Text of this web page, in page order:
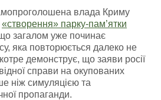
влада Криму
«створення» парку-пам’ятки
загалом уже починає
яка повторюється далеко не
демонструє, що заяви росії
справи на окупованих
ніж симуляцією та
пропаганди.